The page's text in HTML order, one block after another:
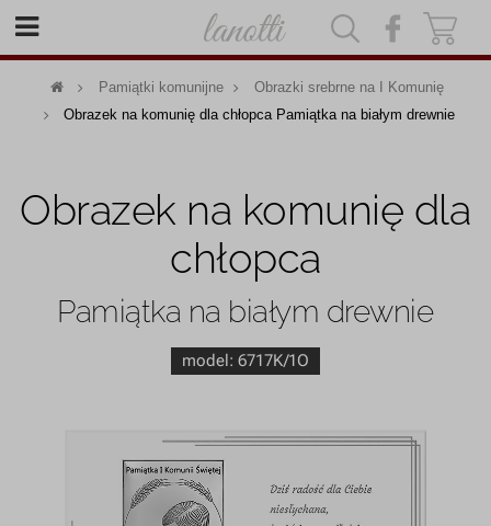
Pamiątki komunijne
Obrazki srebrne na I Komunię
Obrazek na komunię dla chłopca Pamiątka na białym drewnie
Obrazek na komunię dla
chłopca
Pamiątka na białym drewnie
model: 6717K/1O